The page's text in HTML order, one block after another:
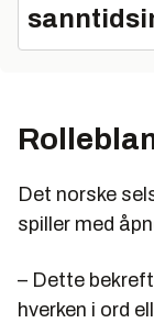
Det norske
spiller med
– Dette
hverken i ord